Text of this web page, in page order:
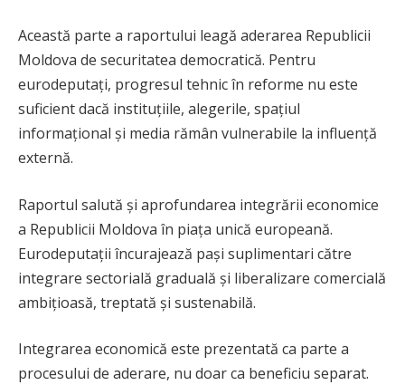
Această parte a raportului leagă aderarea Republicii
Moldova de securitatea democratică. Pentru
eurodeputați, progresul tehnic în reforme nu este
suficient dacă instituțiile, alegerile, spațiul
informațional și media rămân vulnerabile la influență
externă.
Raportul salută și aprofundarea integrării economice
a Republicii Moldova în piața unică europeană.
Eurodeputații încurajează pași suplimentari către
integrare sectorială graduală și liberalizare comercială
ambițioasă, treptată și sustenabilă.
Integrarea economică este prezentată ca parte a
procesului de aderare, nu doar ca beneficiu separat.